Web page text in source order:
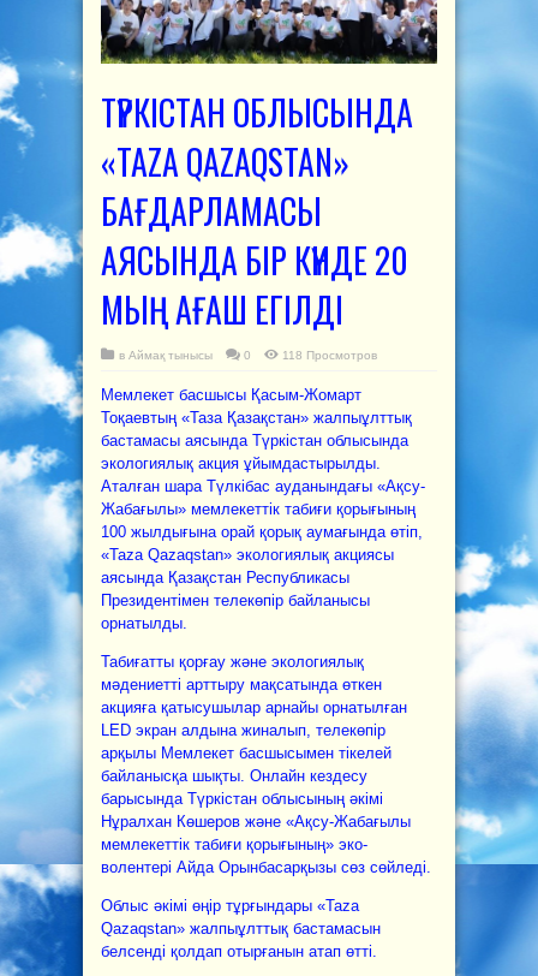
ТҮРКІСТАН ОБЛЫСЫНДА
«TAZA QAZAQSTAN»
БАҒДАРЛАМАСЫ
АЯСЫНДА БІР КҮНДЕ 20
МЫҢ АҒАШ ЕГІЛДІ
в Аймақ тынысы 0 118 Просмотров
Мемлекет басшысы Қасым-Жомарт
Тоқаевтың «Таза Қазақстан» жалпыұлттық
бастамасы аясында Түркістан облысында
экологиялық акция ұйымдастырылды.
Аталған шара Түлкібас ауданындағы «Ақсу-
Жабағылы» мемлекеттік табиғи қорығының
100 жылдығына орай қорық аумағында өтіп,
«Taza Qazaqstan» экологиялық акциясы
аясында Қазақстан Республикасы
Президентімен телекөпір байланысы
орнатылды.
Табиғатты қорғау және экологиялық
мәдениетті арттыру мақсатында өткен
акцияға қатысушылар арнайы орнатылған
LED экран алдына жиналып, телекөпір
арқылы Мемлекет басшысымен тікелей
байланысқа шықты. Онлайн кездесу
барысында Түркістан облысының әкімі
Нұралхан Көшеров және «Ақсу-Жабағылы
мемлекеттік табиғи қорығының» эко-
волентері Айда Орынбасарқызы сөз сөйледі.
Облыс әкімі өңір тұрғындары «Taza
Qazaqstan» жалпыұлттық бастамасын
белсенді қолдап отырғанын атап өтті.